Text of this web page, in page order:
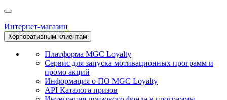
Интернет-магазин
Корпоративным клиентам
Платформа MGC Loyalty
Сервис для запуска мотивационных программ и
промо акций
Информация о ПО MGC Loyalty
API Каталога призов